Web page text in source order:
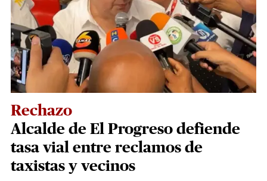
Rechazo
Alcalde de El Progreso defiende
tasa vial entre reclamos de
taxistas y vecinos